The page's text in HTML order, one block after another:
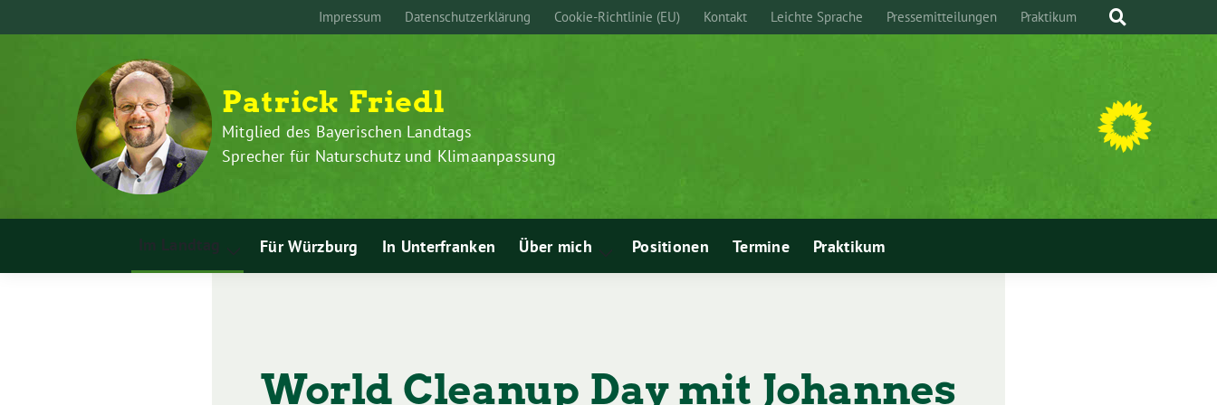
Inhalt
zum
Impressum Datenschutzerklärung Cookie-Richtlinie (EU) Kontakt Leichte Sprache Pressemitteilungen Praktikum
Patrick Friedl
Mitglied des Bayerischen Landtags
Sprecher für Naturschutz und Klimaanpassung
Im Landtag
Für Würzburg In Unterfranken
Über mich
Positionen Termine Praktikum
World Cleanup Day mit Johannes